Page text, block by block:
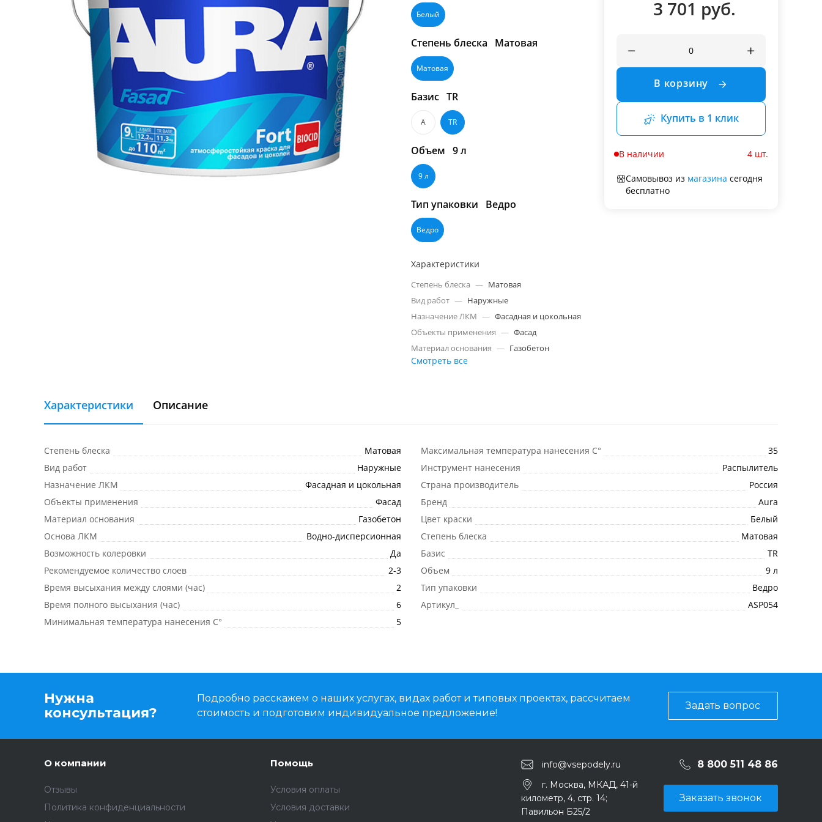
Белый
Степень блеска Матовая
Матовая
Базис TR
A TR
Объем 9 л
9 л
Тип упаковки Ведро
Ведро
Характеристики
Степень блеска — Матовая
Вид работ — Наружные
Назначение ЛКМ — Фасадная и цокольная
Объекты применения — Фасад
Материал основания — Газобетон
Смотреть все
3 701 руб.
В корзину
Купить в 1 клик
В наличии 4 шт.
Самовывоз из магазина сегодня
бесплатно
Характеристики Описание
Степень блеска
Матовая
Вид работ
Наружные
Назначение ЛКМ
Фасадная и цокольная
Объекты применения
Фасад
Материал основания
Газобетон
Основа ЛКМ
Водно-дисперсионная
Возможность колеровки
Да
Рекомендуемое количество слоев
2-3
Время высыхания между слоями (час)
2
Время полного высыхания (час)
6
Минимальная температура нанесения C°
5
Максимальная температура нанесения C°
35
Инструмент нанесения
Распылитель
Страна производитель
Россия
Бренд
Aura
Цвет краски
Белый
Степень блеска
Матовая
Базис
TR
Объем
9 л
Тип упаковки
Ведро
Артикул_
ASP054
Нужна
консультация?
Подробно расскажем о наших услугах, видах работ и типовых проектах, рассчитаем
стоимость и подготовим индивидуальное предложение!
Задать вопрос
О компании
Отзывы
Политика конфиденциальности
Помощь
Условия оплаты
Условия доставки
info@vsepodely.ru 8 800 511 48 86
г. Москва, МКАД, 41-й
километр, 4, стр. 14;
Павильон Б25/2
Заказать звонок